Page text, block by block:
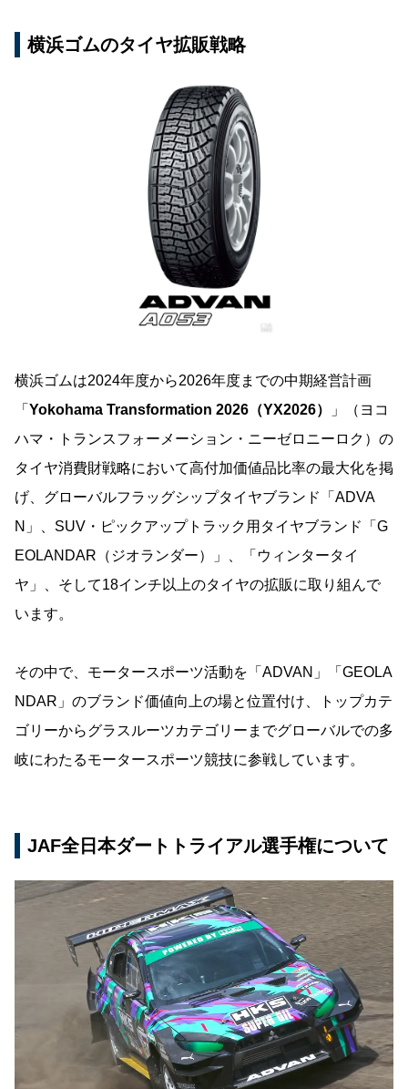
横浜ゴムのタイヤ拡販戦略
横浜ゴムは2024年度から2026年度までの中期経営計画
「 Yokohama Transformation 2026（YX2026）
」（ヨコ
ハマ・トランスフォーメーション・ニーゼロニーロク）の
タイヤ消費財戦略において高付加価値品比率の最大化を掲
げ、グローバルフラッグシップタイヤブランド「ADVA
N」、SUV・ピックアップトラック用タイヤブランド「G
EOLANDAR（ジオランダー）」、「ウィンタータイ
ヤ」、そして18インチ以上のタイヤの拡販に取り組んで
います。
その中で、モータースポーツ活動を「ADVAN」「GEOLA
NDAR」のブランド価値向上の場と位置付け、トップカテ
ゴリーからグラスルーツカテゴリーまでグローバルでの多
岐にわたるモータースポーツ競技に参戦しています。
JAF全日本ダートトライアル選手権について